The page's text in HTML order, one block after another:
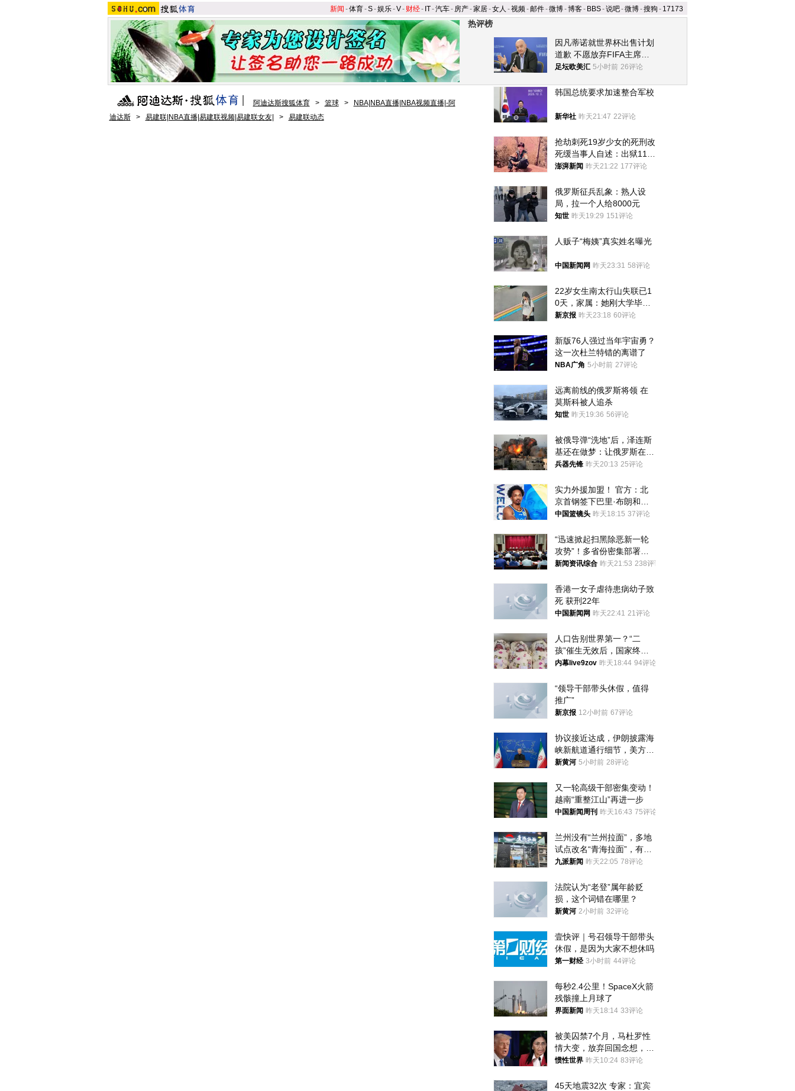
新闻 -体育-S-娱乐-V- 财经- IT-汽车- 房产-家居-女人 -视频-邮件-微博-博客- BBS-说吧-微博-搜狗 - 17173
热评榜
因凡蒂诺就世界杯出售计划
道歉 不愿放弃FIFA主席职
位
足坛欧美汇 5小时前 26评论
韩国总统要求加速整合军校
新华社 昨天21:47 22评论
抢劫刺死19岁少女的死刑改
死缓当事人自述：出狱11年
间始终刻意躲避被害人家属
澎湃新闻 昨天21:22 177评论
俄罗斯征兵乱象：熟人设
局，拉一个人给8000元
知世 昨天19:29 151评论
人贩子“梅姨”真实姓名曝光
中国新闻网 昨天23:31 58评论
22岁女生南太行山失联已1
0天，家属：她刚大学毕业
想到山里旅行
新京报 昨天23:18 60评论
新版76人强过当年宇宙勇？
这一次杜兰特错的离谱了
NBA广角 5小时前 27评论
远离前线的俄罗斯将领 在
莫斯科被人追杀
知世 昨天19:36 56评论
被俄导弹“洗地”后，泽连斯
基还在做梦：让俄罗斯在冬
季前求和？
兵器先锋 昨天20:13 25评论
实力外援加盟！ 官方：北
京首钢签下巴里·布朗和桑
普森
中国篮镜头 昨天18:15 37评论
“迅速掀起扫黑除恶新一轮
攻势”！多省份密集部署，
公布举报方式
新闻资讯综合 昨天21:53 238评论
香港一女子虐待患病幼子致
死 获刑22年
中国新闻网 昨天22:41 21评论
人口告别世界第一？“二
孩”催生无效后，国家终于
向住房出手了！
内幕live9zov 昨天18:44 94评论
“领导干部带头休假，值得
推广”
新京报 12小时前 67评论
协议接近达成，伊朗披露海
峡新航道通行细节，美方再
提“倒计时”
新黄河 5小时前 28评论
又一轮高级干部密集变动！
越南“重整江山”再进一步
中国新闻周刊 昨天16:43 75评论
兰州没有“兰州拉面”，多地
试点改名“青海拉面”，有商
家改名已两年
九派新闻 昨天22:05 78评论
法院认为“老登”属年龄贬
损，这个词错在哪里？
新黄河 2小时前 32评论
壹快评｜号召领导干部带头
休假，是因为大家不想休吗
第一财经 3小时前 44评论
每秒2.4公里！SpaceX火箭
残骸撞上月球了
界面新闻 昨天18:14 33评论
被美囚禁7个月，马杜罗性
情大变，放弃回国念想，最
后嘱托已公开
惯性世界 昨天10:24 83评论
45天地震32次 专家：宜宾
阿迪达斯搜狐体育 > 篮球 >
NBA|NBA直播|NBA视频直播|-阿
迪达斯
> 易建联|NBA直播|易建联视频|易建联女友| > 易建联动态